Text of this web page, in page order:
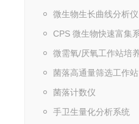
微生物生长曲线分析仪
CPS 微生物快速富集
微需氧/厌氧工作站培
菌落高通量筛选工作站
菌落计数仪
手卫生量化分析系统